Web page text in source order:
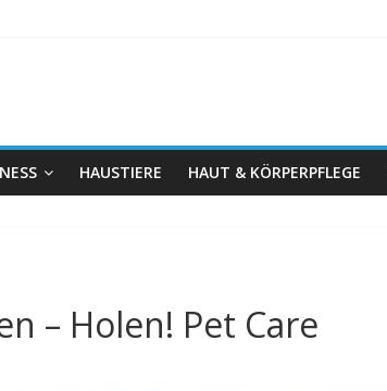
HAUSTIERE HAUT & KÖRPERPFLEGE
– Holen! Pet Care